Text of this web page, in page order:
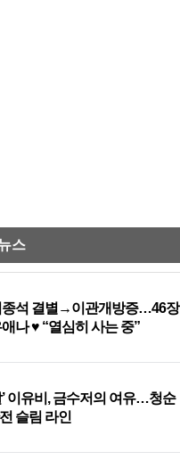
스
종석 결별→이관개방증…46장
나 ♥ “열심히 사는 중”
’ 이유비, 금수저의 여유…청순
슬림 라인